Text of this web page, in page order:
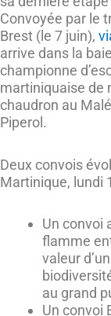
Convoyée par le
Brest (le 7 juin),
arrive dans la
championne
martiniquaise de
chaudron au
Piperol.
Deux convois
Martinique, lundi
Un convoi
flamme
valeur
au grand
Un convoi